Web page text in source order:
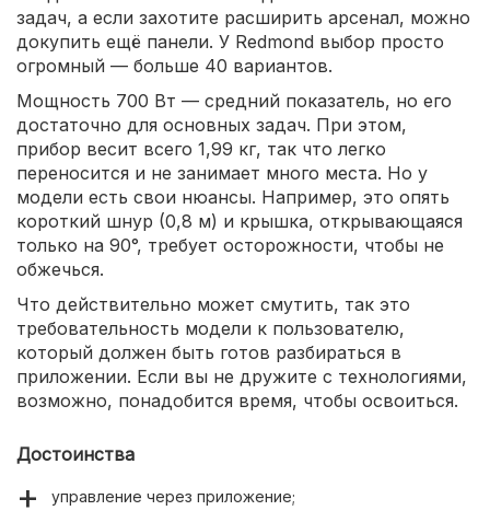
задач, а если захотите расширить арсенал, можно
докупить ещё панели. У Redmond выбор просто
огромный — больше 40 вариантов.
Мощность 700 Вт — средний показатель, но его
достаточно для основных задач. При этом,
прибор весит всего 1,99 кг, так что легко
переносится и не занимает много места. Но у
модели есть свои нюансы. Например, это опять
короткий шнур (0,8 м) и крышка, открывающаяся
только на 90°, требует осторожности, чтобы не
обжечься.
Что действительно может смутить, так это
требовательность модели к пользователю,
который должен быть готов разбираться в
приложении. Если вы не дружите с технологиями,
возможно, понадобится время, чтобы освоиться.
Достоинства
управление через приложение;